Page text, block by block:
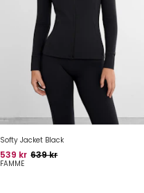
Softy Jacket Black
Pris
539 kr Oprindelig pris
639 kr
FAMME